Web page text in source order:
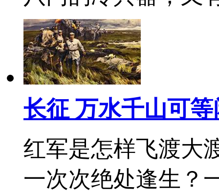
长征 万水千山可等
红军是怎样飞渡大
一次次绝处逢生？